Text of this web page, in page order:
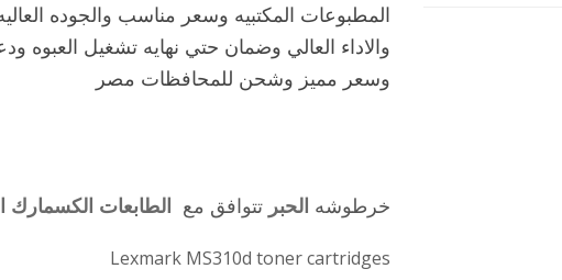
المطبوعات المكتبيه وسعر مناسب والجوده
والاداء العالي وضمان حتي نهايه تشغيل العبوه
وسعر مميز وشحن للمحافظات مصر
خرطوشه الحبر تتوافق مع الطابعات الكسمارك
Lexmark MS310d toner cartridges